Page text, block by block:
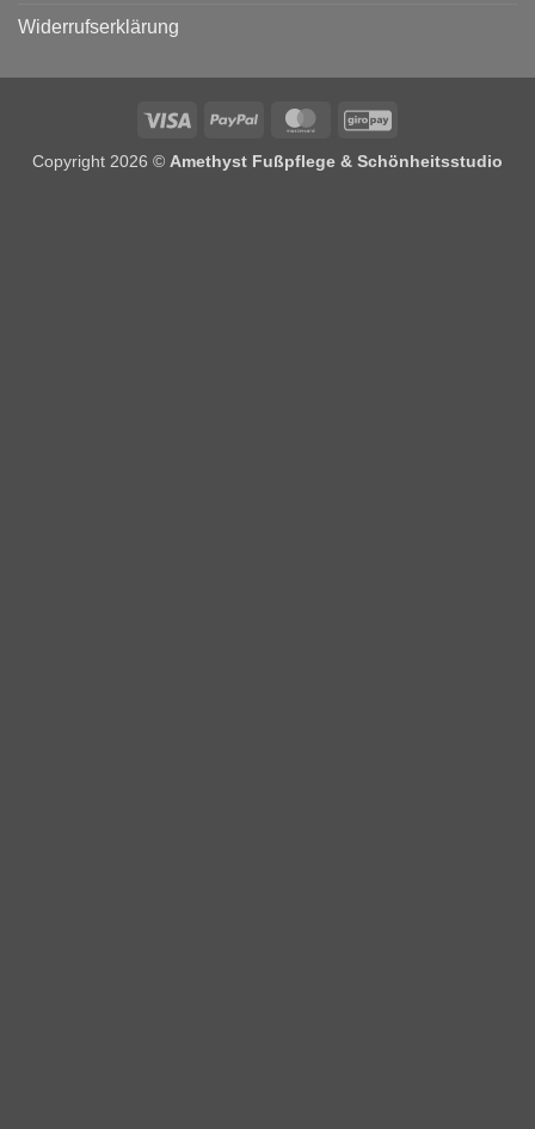
Widerrufserklärung
Visa PayPal MasterCardGiroPay
Copyright 2026 © Amethyst Fußpflege & Schönheitsstudio